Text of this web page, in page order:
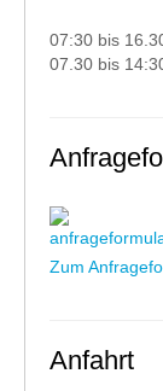
07:30 bis
07.30 bis
Zum
Anfahrt